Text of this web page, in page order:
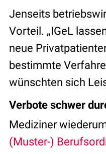
Jenseits
Vorteil. „IGeL
neue
bestimmte
wünschten sich
Verbote schwer
Mediziner
(Muster-)